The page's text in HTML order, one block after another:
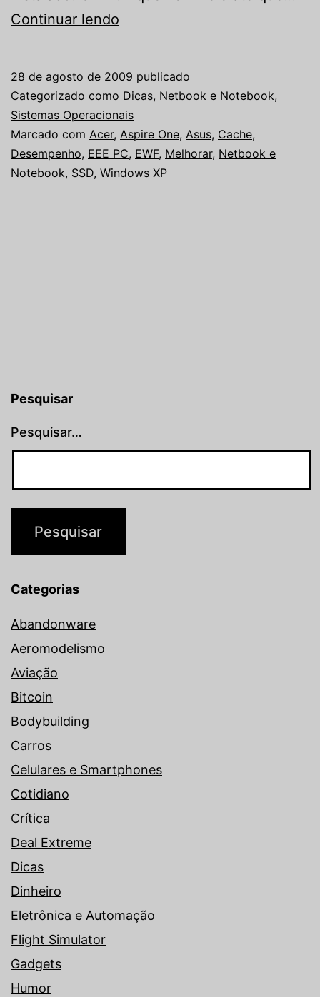
Continuar lendo
desempenho
do
Acer
Aspire
28 de agosto de 2009 publicado
Categorizado como Dicas, Netbook e Notebook,
Sistemas Operacionais
Marcado com Acer, Aspire One, Asus, Cache,
Desempenho, EEE PC, EWF, Melhorar, Netbook e
Notebook, SSD, Windows XP
Pesquisar
Pesquisar…
Categorias
Abandonware
Aeromodelismo
Aviação
Bitcoin
Bodybuilding
Carros
Celulares e Smartphones
Cotidiano
Crítica
Deal Extreme
Dicas
Dinheiro
Eletrônica e Automação
Flight Simulator
Gadgets
Humor